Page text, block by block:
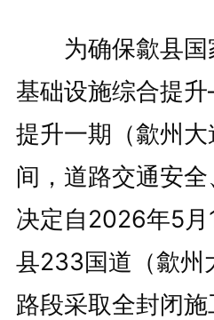
为确保歙县国
基础设施综合提
提升一期（歙州大
间，道路交通安全
决定自2026年5月
县233国道（歙州
路段采取全封闭